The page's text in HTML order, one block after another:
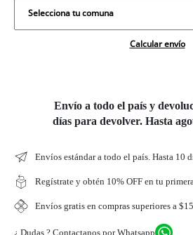
Calcular envío
Envío a todo el país y
días para devolver. Hasta
Envíos estándar a todo el país. Hasta 10
Regístrate y obtén 10% OFF en tu
Envíos gratis en compras superiores a
¿ Dudas ? Contactanos por Whatsapp